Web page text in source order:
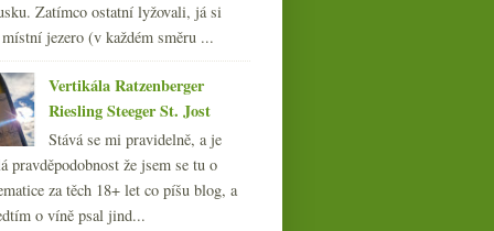
Zatímco ostatní lyžovali, já si
jezero (v každém směru ...
Vertikála Ratzenberger
Riesling Steeger St. Jost
Stává se mi pravidelně, a je
pravděpodobnost že jsem se tu o
za těch 18+ let co píšu blog, a
o víně psal jind...